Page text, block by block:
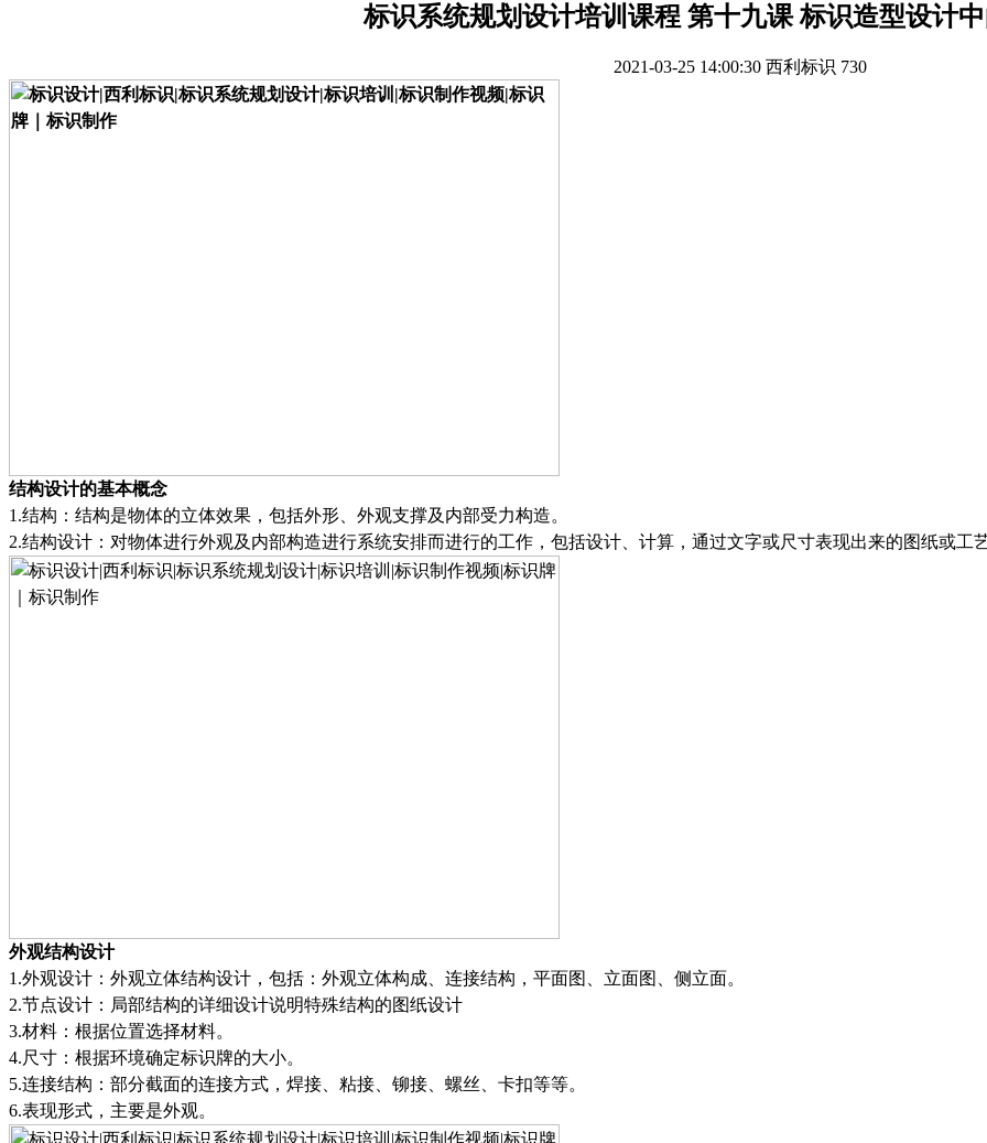
标识系统规划设计培训课程 第十九课 标识造型设计
2021-03-25 14:00:30 西利标识 730
结构设计的基本概念
1.结构 ： 结构是物体的立体效果，包括外形、外观支撑及内部受力构造。
2.结构设计 ： 对物体进行外观及内部构造进行系统安排而进行的工作，包括设计、计算，通过文字或尺寸表现出来的图纸或工
外观结构设计
1.外观设计 ： 外观立体结构设计，包括：外观立体构成、连接结构，平面图、立面图、侧立面。
2.节点设计 ： 局部结构的详细设计说明特殊结构的图纸设计
3.材料 ： 根据位置选择材料。
4.尺寸 ： 根据环境确定标识牌的大小。
5.连接结构 ： 部分截面的连接方式，焊接、粘接 铆接、螺丝、卡扣等等。
6.表现形式，主要是外观。